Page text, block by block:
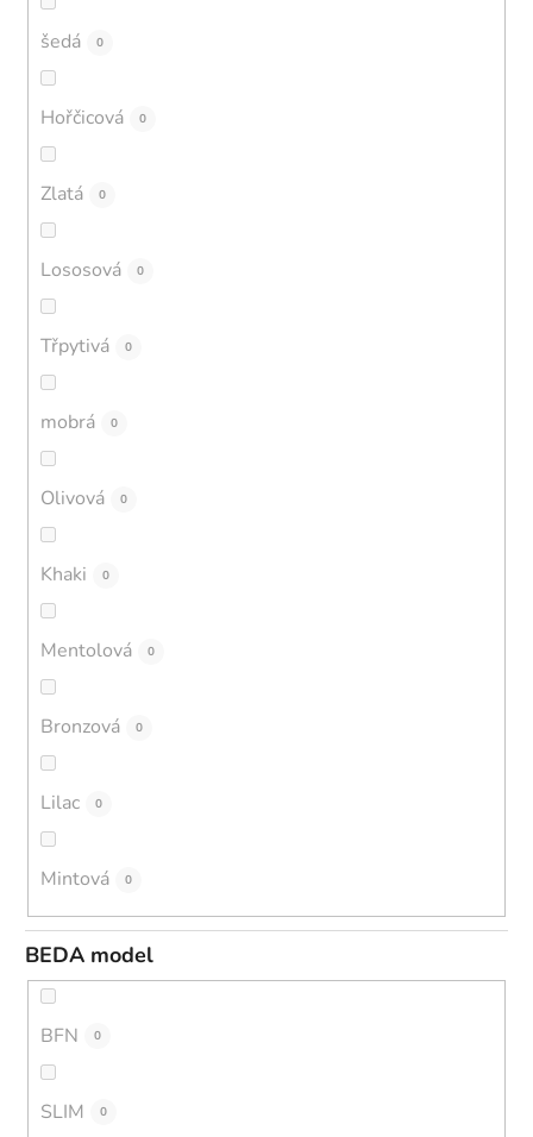
šedá 0
Hořčicová 0
Zlatá 0
Lososová 0
Třpytivá 0
mobrá 0
Olivová 0
Khaki 0
Mentolová 0
Bronzová 0
Lilac 0
Mintová 0
BEDA model
BFN 0
SLIM 0